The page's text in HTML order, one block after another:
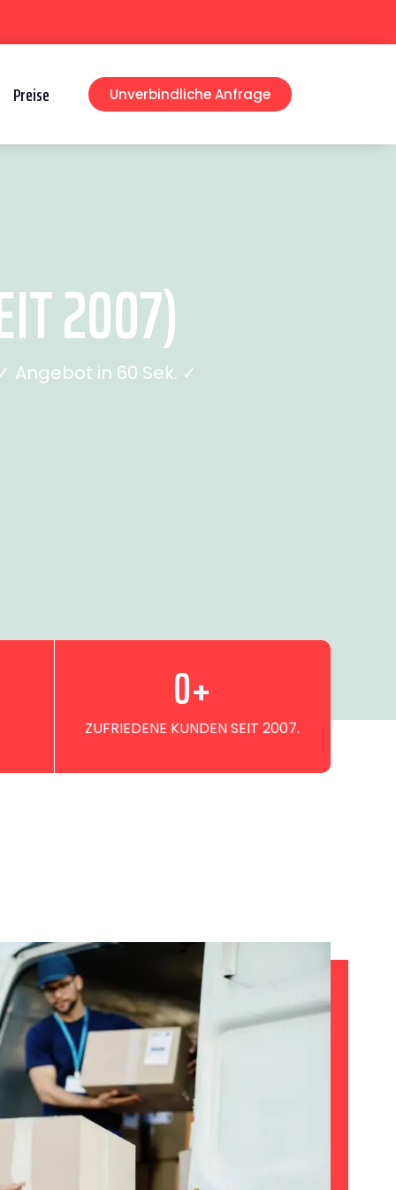
Preise Unverbindliche Anfrage
2007)
Angebot in 60 Sek. ✓
ZUFRIEDENE KUNDEN SEIT 2007.
0+